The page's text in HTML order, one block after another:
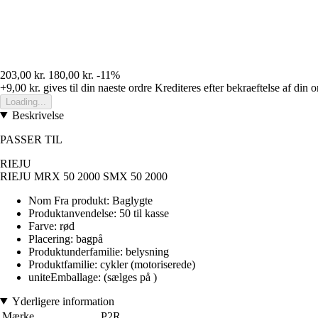
203,00 kr. 180,00 kr. -11%
+9,00 kr. gives til din naeste ordre Krediteres efter bekraeftelse af din
Loading...
Beskrivelse
PASSER TIL
RIEJU
RIEJU MRX 50 2000 SMX 50 2000
Nom Fra produkt: Baglygte
Produktanvendelse: 50 til kasse
Farve: rød
Placering: bagpå
Produktunderfamilie: belysning
Produktfamilie: cykler (motoriserede)
uniteEmballage: (sælges på )
Yderligere information